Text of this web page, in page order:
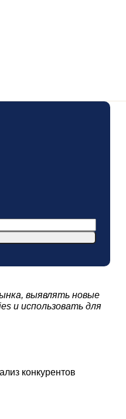
выявлять новые
и использовать для
конкурентов